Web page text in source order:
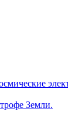
Земли.